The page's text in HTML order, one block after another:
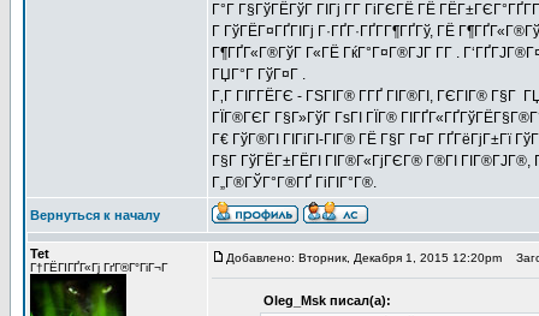
Г°Г Г§ГўГЁГўГ ГІГј Г­Г ГіГЄГЁ ГЁ
Г ГўГЁГ¤ГҐГІГј Г·ГҐГ·ГҐГ­Г¶ГҐГў, ГЁ
Г¶ГҐГ«Г®ГўГ Г«ГЁ ГќГ°Г¤Г®ГЈГ Г­Г .
ГЏГ°Г ГўГ¤Г .
Г‚Г ГІГ­ГЁГЄ - ГЅГІГ® Г­ГҐ ГІГ®ГІ, ГЄГІГ® Г§Г
ГЇГ®ГЄГ Г§Г»ГўГ ГѕГІ ГЇГ®
Г€ ГўГ®ГІ ГІГіГІ-ГІГ® ГЁ Г§Г Г¤Г ГҐГёГјГ±Гї
Г§Г ГўГЁГ±ГЁГІ ГІГ®Г«ГјГЄГ® Г®ГІ
Г„Г®ГЎГ°Г®ГҐ ГіГІГ°Г®.
Вернуться к началу
Tet
Г†ГЁГІГҐГ«Гј ГґГ®Г°ГіГ¬Г
Добавлено: Вторник, Декабря 1, 2015 12:20pm
Oleg_Msk писал(а):